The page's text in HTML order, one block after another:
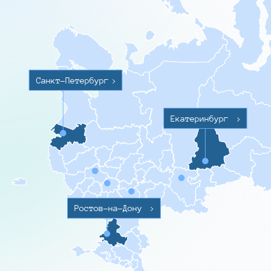
Санкт-Петербург >
Ростов-на-Дону >
Екатеринбург >